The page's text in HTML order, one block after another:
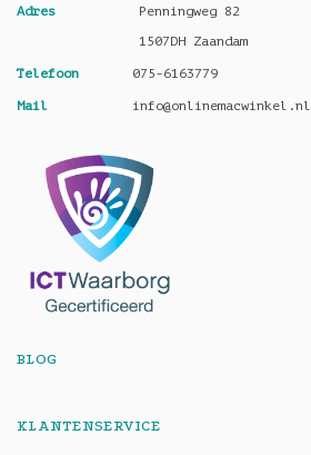
Adres
Penningweg 82
1507DH Zaandam
Telefoon 075-6163779
Mail info@onlinemacwinkel.nl
BLOG
KLANTENSERVICE